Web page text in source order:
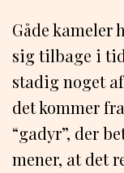
Gåde kameler
sig tilbage i
stadig noget
det kommer
“gadyr”, der
mener, at det